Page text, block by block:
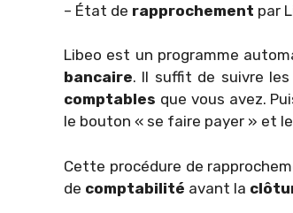
– État de rapprochement par
Libeo est un programme
bancaire. Il suffit de suivre
comptables que vous avez.
le bouton « se faire payer » et
Cette procédure de
de comptabilité avant la